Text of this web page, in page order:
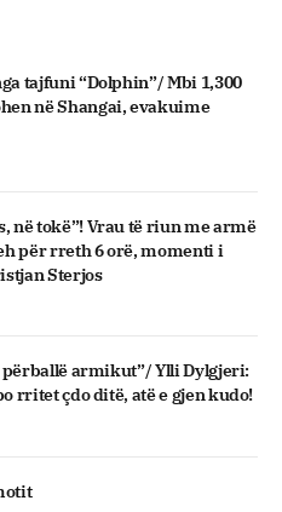
tajfuni “Dolphin”/ Mbi 1,300
në Shangai, evakuime
në tokë”! Vrau të riun me armë
për rreth 6 orë, momenti i
Sterjos
përballë armikut”/ Ylli Dylgjeri:
rritet çdo ditë, atë e gjen kudo!